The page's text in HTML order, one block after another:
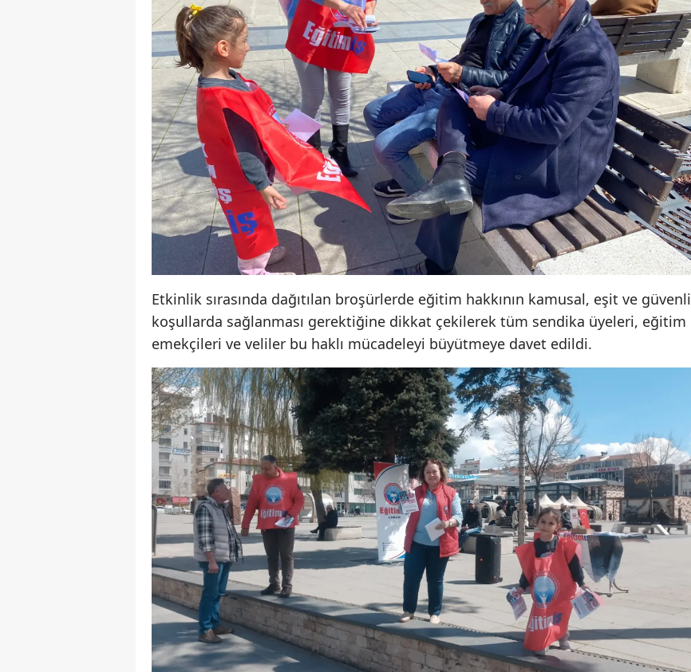
Zonguldak
Aksaray
Bayburt
Karaman
Kırıkkale
Batman
Şırnak
Bartın
Iğdır
Osmaniye
Düzce
Etkinlik sırasında dağıtılan broşürlerde eğitim hakkının kamusal, eşit ve güvenli
koşullarda sağlanması gerektiğine dikkat çekilerek tüm sendika üyeleri, eğitim
emekçileri ve veliler bu haklı mücadeleyi büyütmeye davet edildi.